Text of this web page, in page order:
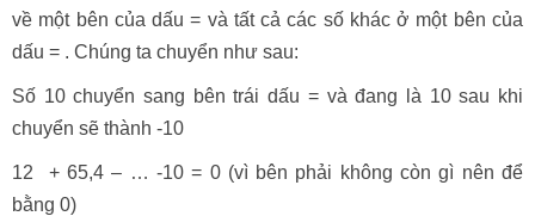
về một bên của dấu = và tất cả các số khác ở một bên của
dấu = . Chúng ta chuyển như sau:
Số 10 chuyển sang bên trái dấu = và đang là 10 sau khi
chuyển sẽ thành -10
12 + 65,4 – … -10 = 0 (vì bên phải không còn gì nên để
bằng 0)